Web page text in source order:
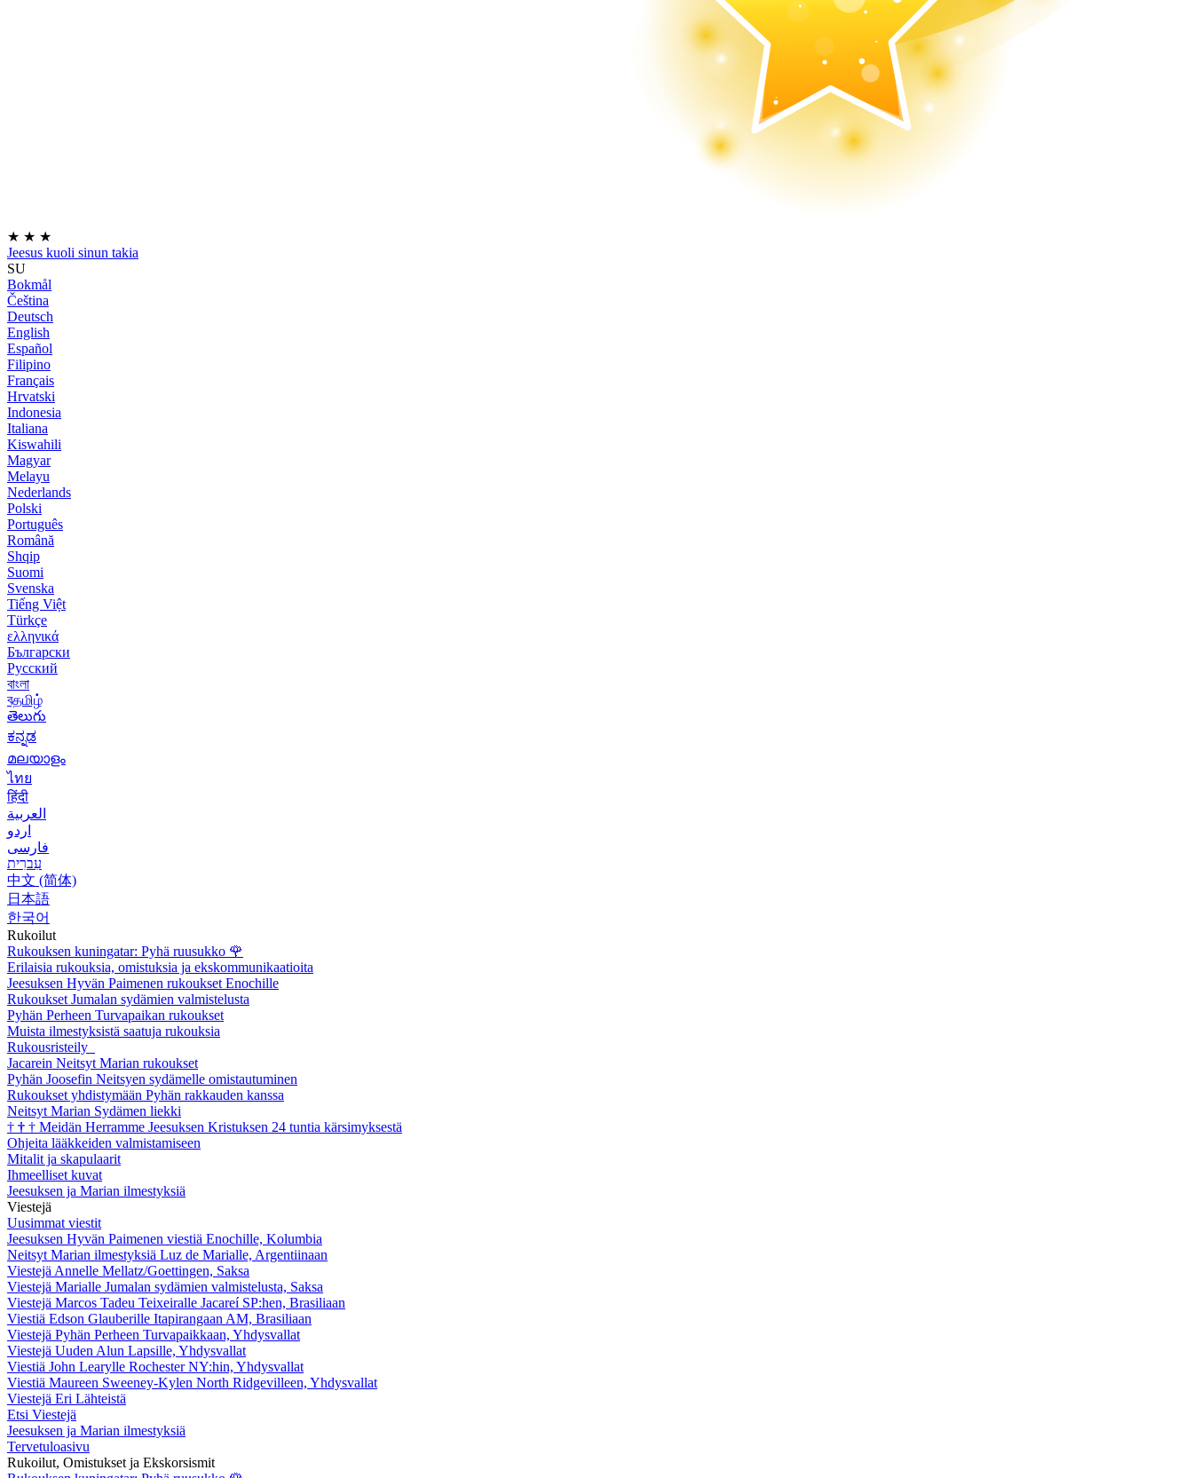
★ ★ ★
Jeesus kuoli sinun takia
SU
Bokmål
Čeština
Deutsch
English
Español
Filipino
Français
Hrvatski
Indonesia
Italiana
Kiswahili
Magyar
Melayu
Nederlands
Polski
Português
Română
Shqip
Suomi
Svenska
Tiếng Việt
Türkçe
ελληνικά
Български
Русский
বাংলা
বதமிழ்
తెలుగు
ಕನ್ನಡ
മലയാളം
ไทย
हिंदी
العربية
اردو
فارسی
עִברִית
中文 (简体)
日本語
한국어
Rukoilut
Rukouksen kuningatar: Pyhä ruusukko 🌹
Erilaisia rukouksia, omistuksia ja ekskommunikaatioita
Jeesuksen Hyvän Paimenen rukoukset Enochille
Rukoukset Jumalan sydämien valmistelusta
Pyhän Perheen Turvapaikan rukoukset
Muista ilmestyksistä saatuja rukouksia
Rukousristeily
Jacarein Neitsyt Marian rukoukset
Pyhän Joosefin Neitsyen sydämelle omistautuminen
Rukoukset yhdistymään Pyhän rakkauden kanssa
Neitsyt Marian Sydämen liekki
† † † Meidän Herramme Jeesuksen Kristuksen 24 tuntia kärsimyksestä
Ohjeita lääkkeiden valmistamiseen
Mitalit ja skapulaarit
Ihmeelliset kuvat
Jeesuksen ja Marian ilmestyksiä
Viestejä
Uusimmat viestit
Jeesuksen Hyvän Paimenen viestiä Enochille, Kolumbia
Neitsyt Marian ilmestyksiä Luz de Marialle, Argentiinaan
Viestejä Annelle Mellatz/Goettingen, Saksa
Viestejä Marialle Jumalan sydämien valmistelusta, Saksa
Viestejä Marcos Tadeu Teixeiralle Jacareí SP:hen, Brasiliaan
Viestiä Edson Glauberille Itapirangaan AM, Brasiliaan
Viestejä Pyhän Perheen Turvapaikkaan, Yhdysvallat
Viestejä Uuden Alun Lapsille, Yhdysvallat
Viestiä John Learylle Rochester NY:hin, Yhdysvallat
Viestiä Maureen Sweeney-Kylen North Ridgevilleen, Yhdysvallat
Viestejä Eri Lähteistä
Etsi Viestejä
Jeesuksen ja Marian ilmestyksiä
Tervetuloasivu
Rukoilut, Omistukset ja Ekskorsismit